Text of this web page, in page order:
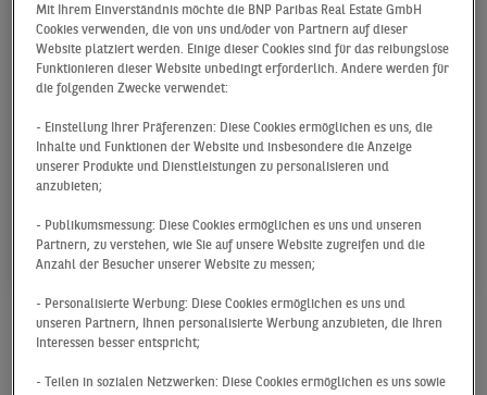
Deutscher
Nachhaltigkeitskodex
Aktuelle Berichtserklärung von BNP Paribas
Real Estate Deutschland
Bekenntnis zur
Nachhaltigkeit
Mit Ihrem Einverständnis möchte die BNP Paribas Real Estate GmbH
Cookies verwenden, die von uns und/oder von Partnern auf dieser
Website platziert werden. Einige dieser Cookies sind für das reibungslose
Funktionieren dieser Website unbedingt erforderlich. Andere werden für
die folgenden Zwecke verwendet:
- Einstellung Ihrer Präferenzen: Diese Cookies ermöglichen es uns, die
Inhalte und Funktionen der Website und insbesondere die Anzeige
unserer Produkte und Dienstleistungen zu personalisieren und
anzubieten;
- Publikumsmessung: Diese Cookies ermöglichen es uns und unseren
Partnern, zu verstehen, wie Sie auf unsere Website zugreifen und die
Anzahl der Besucher unserer Website zu messen;
- Personalisierte Werbung: Diese Cookies ermöglichen es uns und
unseren Partnern, Ihnen personalisierte Werbung anzubieten, die Ihren
Interessen besser entspricht;
- Teilen in sozialen Netzwerken: Diese Cookies ermöglichen es uns sowie